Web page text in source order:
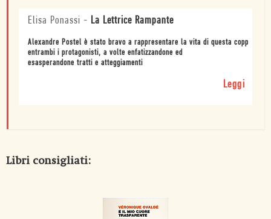
Elisa Ponassi - La Lettrice Rampante
Alexandre Postel è stato bravo a rappresentare la vita di questa coppia, a
entrambi i protagonisti, a volte enfatizzandone ed
esasperandone tratti e atteggiamenti
Leggi
Libri consigliati: